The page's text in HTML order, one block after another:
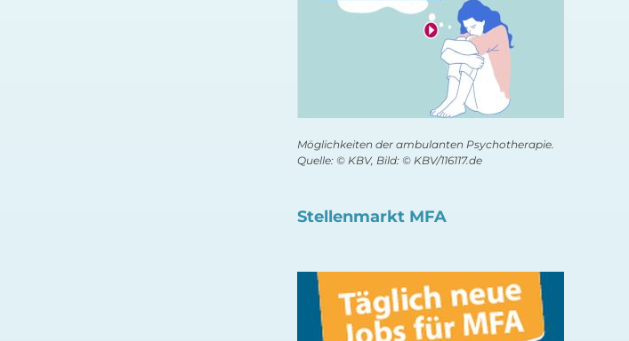
Möglichkeiten der ambulanten Psychotherapie.
Quelle: © KBV, Bild: © KBV/116117.de
Stellenmarkt MFA